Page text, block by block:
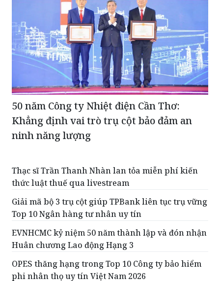
50 năm Công ty Nhiệt điện Cần Thơ:
Khẳng định vai trò trụ cột bảo đảm an
ninh năng lượng
Thạc sĩ Trần Thanh Nhàn lan tỏa miễn phí kiến
Giải mã bộ 3 trụ cột giúp TPBank liên tục trụ vững
Top 10 Ngân hàng tư nhân uy tín
EVNHCMC kỷ niệm 50 năm thành lập và đón nhận
Huân chương Lao động Hạng 3
OPES thăng hạng trong Top 10 Công ty bảo hiểm
phi nhân thọ uy tín Việt Nam 2026
Chỉ từ 290.000 đồng, runner đã có thể check-in lễ